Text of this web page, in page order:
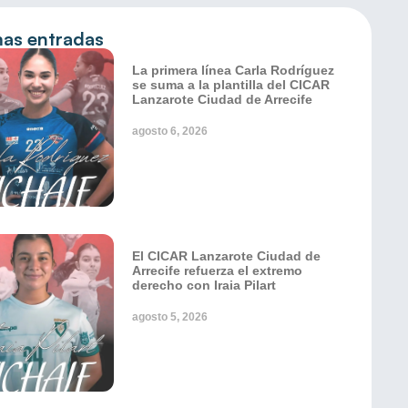
entradas
La primera línea Carla Rodríguez
se suma a la plantilla del CICAR
Lanzarote Ciudad de Arrecife
agosto 6, 2026
El CICAR Lanzarote Ciudad de
Arrecife refuerza el extremo
derecho con Iraia Pilart
agosto 5, 2026